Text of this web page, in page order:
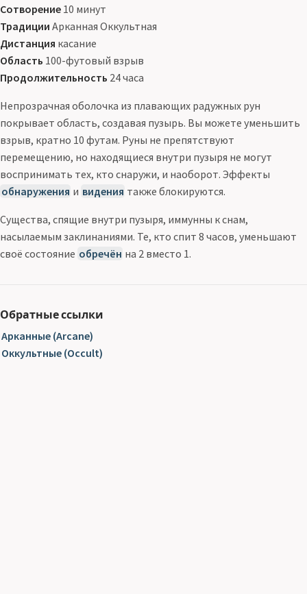
Сотворение 10 минут
Традиции Арканная Оккультная
Дистанция касание
Область 100-футовый взрыв
Продолжительность 24 часа
Непрозрачная оболочка из плавающих радужных рун
покрывает область, создавая пузырь. Вы можете уменьшить
взрыв, кратно 10 футам. Руны не препятствуют
перемещению, но находящиеся внутри пузыря не могут
воспринимать тех, кто снаружи, и наоборот. Эффекты
обнаружения и видения также блокируются.
Существа, спящие внутри пузыря, иммунны к снам,
насылаемым заклинаниями. Те, кто спит 8 часов, уменьшают
своё состояние обречён на 2 вместо 1.
Обратные ссылки
Арканные (Arcane)
Оккультные (Occult)